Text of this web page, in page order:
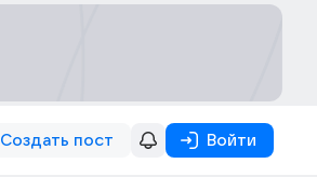
Создать пост Войти